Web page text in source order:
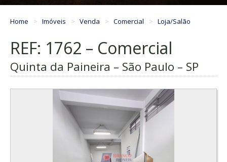
Home Imóveis Venda Comercial Loja/Salão
REF: 1762 – Comercial
Quinta da Paineira – São Paulo – SP